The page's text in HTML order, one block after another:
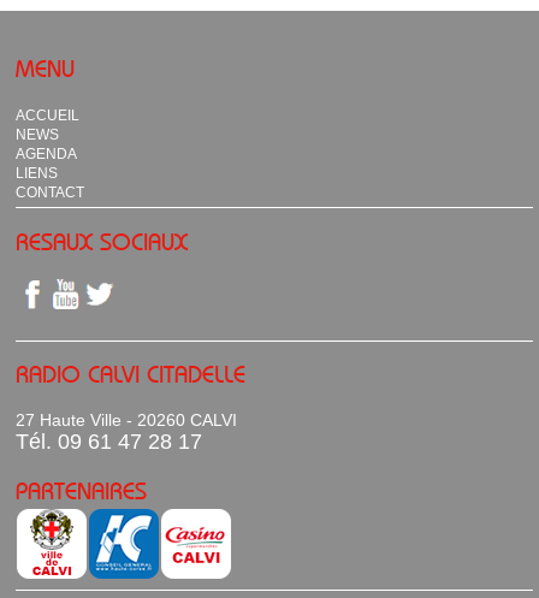
MENU
ACCUEIL
NEWS
AGENDA
LIENS
CONTACT
RESAUX SOCIAUX
RADIO CALVI CITADELLE
27 Haute Ville - 20260 CALVI
Tél. 09 61 47 28 17
PARTENAIRES